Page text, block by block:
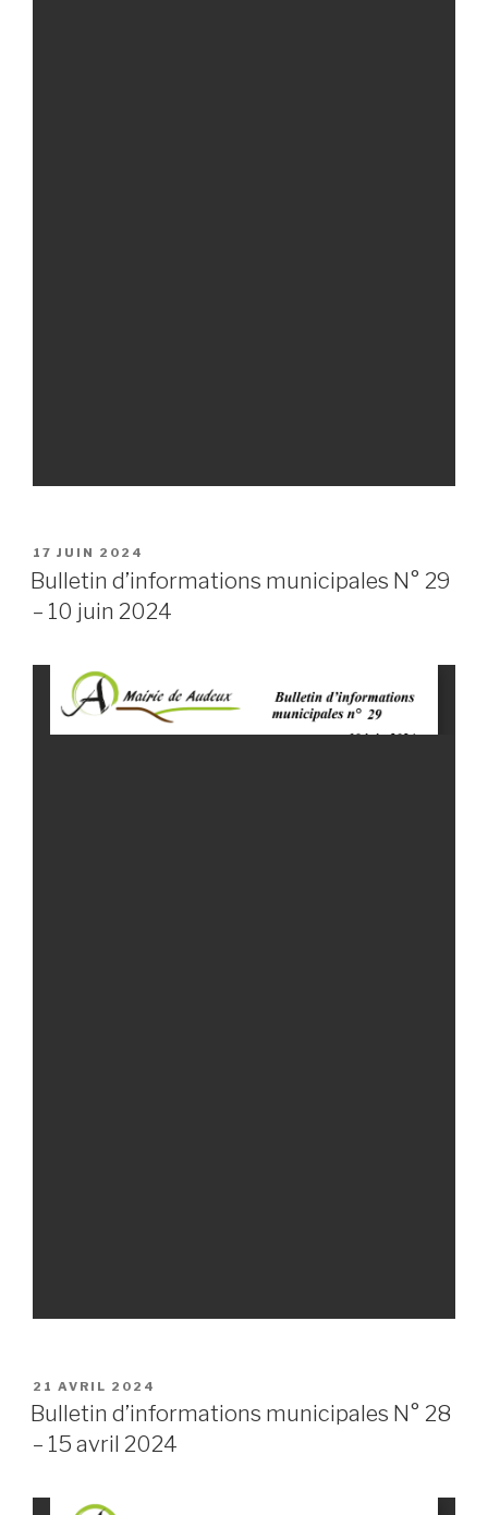
PUBLIÉ
LE
17 JUIN 2024
Bulletin d’informations municipales N° 29
– 10 juin 2024
PUBLIÉ
LE
21 AVRIL 2024
Bulletin d’informations municipales N° 28
– 15 avril 2024